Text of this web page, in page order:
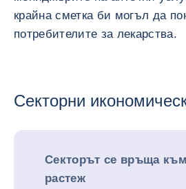
крайна сметка би могъл да
потребителите за лекарства.
Секторни
Секторът се връща
растеж